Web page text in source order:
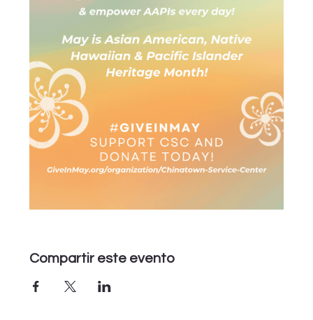
Compartir este evento